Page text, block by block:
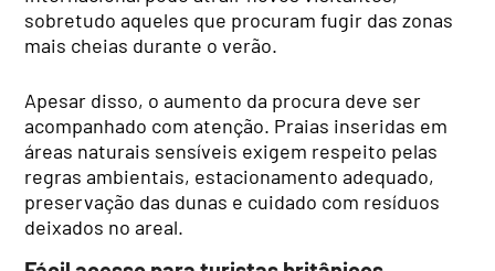
sobretudo aqueles que procuram fugir das zonas
mais cheias durante o verão.
Apesar disso, o aumento da procura deve ser
acompanhado com atenção. Praias inseridas em
áreas naturais sensíveis exigem respeito pelas
regras ambientais, estacionamento adequado,
preservação das dunas e cuidado com resíduos
deixados no areal.